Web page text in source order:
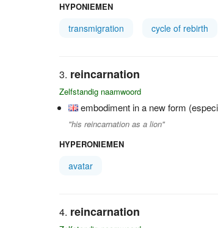
HYPONIEMEN
transmigration cycle of rebirth
reincarnation
Zelfstandig naamwoord
embodiment in a new form
"his reincarnation as a lion"
HYPERONIEMEN
avatar
reincarnation